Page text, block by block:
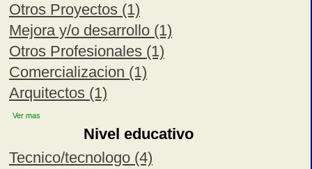
Otros Proyectos (1)
Mejora y/o desarrollo (1)
Otros Profesionales (1)
Comercializacion (1)
Arquitectos (1)
Ver mas
Nivel educativo
Tecnico/tecnologo (4)